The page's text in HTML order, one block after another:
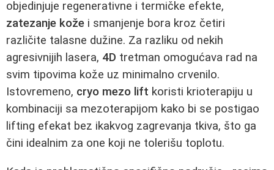
objedinjuje regenerativne i termičke efekte,
zatezanje kože i smanjenje bora kroz četiri
različite talasne dužine. Za razliku od nekih
agresivnijih lasera, 4D tretman omogućava rad na
svim tipovima kože uz minimalno crvenilo.
Istovremeno, cryo mezo lift koristi krioterapiju u
kombinaciji sa mezoterapijom kako bi se postigao
lifting efekat bez ikakvog zagrevanja tkiva, što ga
čini idealnim za one koji ne tolerišu toplotu.